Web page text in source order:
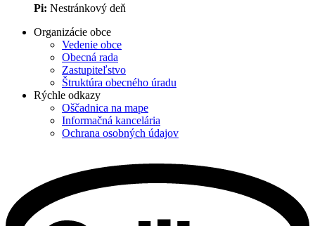
Pi: Nestránkový deň
Organizácie obce
Vedenie obce
Obecná rada
Zastupiteľstvo
Štruktúra obecného úradu
Rýchle odkazy
Oščadnica na mape
Informačná kancelária
Ochrana osobných údajov